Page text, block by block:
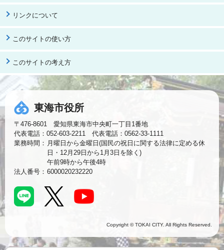
リンクについて
このサイトの使い方
このサイトの考え方
東海市役所
〒476-8601 愛知県東海市中央町一丁目1番地
代表電話：052-603-2211 代表電話：0562-33-1111
業務時間： 月曜日から金曜日(国民の祝日に関する法律に定める休
日・12月29日から1月3日を除く)
午前9時から午後4時
法人番号： 6000020232220
Copyright © TOKAI CITY. All Rights Reserved.